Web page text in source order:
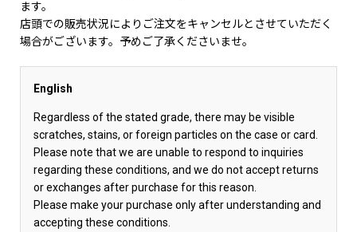
ます。
店頭での販売状況によりご注文をキャンセルとさせていただく
場合がございます。予めご了承くださいませ。
English
Regardless of the stated grade, there may be visible
scratches, stains, or foreign particles on the case or card.
Please note that we are unable to respond to inquiries
regarding these conditions, and we do not accept returns
or exchanges after purchase for this reason.
Please make your purchase only after understanding and
accepting these conditions.